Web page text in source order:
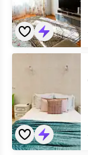
месяц
Квартира-
студия
10
на
месяц